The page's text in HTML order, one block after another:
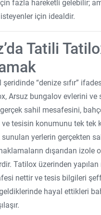
fazla hareketli gelebilir;
için idealdir.
Tatili
“denize sıfır”
Arsuz bungalov evlerini ve
sahil mesafesini,
ve tesisin konumunu tek tek
sunulan yerlerin gerçekten
dışarıdan izole
Tatilox üzerinden
nettir ve tesis bilgileri
hayal ettikleri